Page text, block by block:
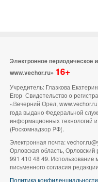
Электронное периодическое
www.vechor.ru» 16+
Учредитель: Глазкова
Егор Свидетельство о
«Вечерний Орел,
года выдано Федеральной
информационных технологий
(Роскомнадзор РФ).
Электронная почта:
Орловская область,
991 410 48 49. Использование
письменного согласия
Политика